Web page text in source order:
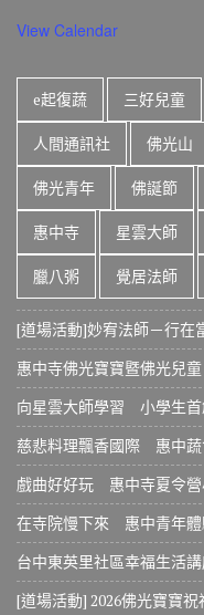
View Calendar
e起復蔬 三好兒童
人間通訊社 佛光山
佛光青年 佛誕節
惠中寺 星雲大師
臘八粥 覺居法師
[道場活動]妙宥法師－行在
惠中寺佛光寶寶暨佛光兒
向星雲大師學習 小學生
慈悲料理飄香國際 惠中蔬
戲曲好好玩 惠中寺夏令營
在寺院慢下來 惠中青年體
台中東英里社區幸福生活
[道場活動] 2026佛光寶寶